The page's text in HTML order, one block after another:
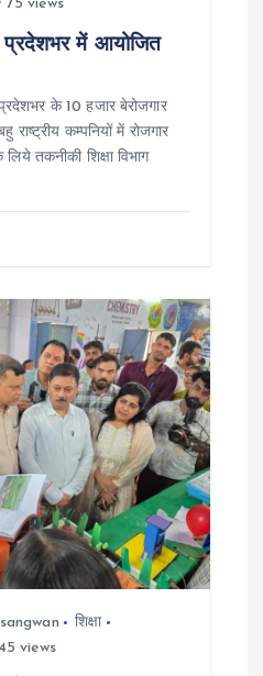
75 views
प्रदेशभर में आयोजित
के 10 हजार बेरोजगार
राष्ट्रीय कम्पनियों में रोजगार
तकनीकी शिक्षा विभाग
शिक्षा
views